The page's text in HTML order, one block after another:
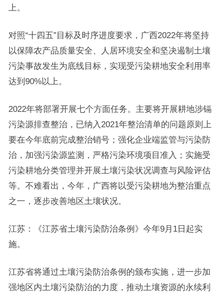
上。
对照“十四五”目标及时序进度要求，广西2022年将坚持
以保障农产品质量安全、人居环境安全和坚决遏制土壤
污染事故发生为底线目标，实现受污染耕地安全利用率
达到90%以上。
2022年将部署开展七个方面任务。主要将开展耕地涉镉
污染源排查整治，已纳入2021年整治清单的问题原则上
要在今年底前完成整治销号；强化企业端监管与污染防
治，加强污染源监测，严格污染环境项目准入；实施受
污染耕地分类管理并开展土壤污染状况调查与风险评估
等。不难看出，今年，广西将以受污染耕地为整治重点
之一，逐步改善地区土壤状况。
江苏：《江苏省土壤污染防治条例》今年9月1日起实
施。
江苏省将通过土壤污染防治条例的颁布实施，进一步加
强地区内土壤污染防治的力度，推动土壤资源的永续利